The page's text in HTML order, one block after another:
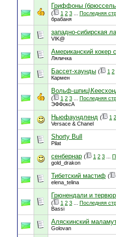
Гриффоны
( 1 2 3 Последняя
брабаня
западно-сибирская
VIK@
Американский кокер
Ляличка
Бассет-хаунды ( 1 2
Кармен
Вольф-
( 1 2 3 Последняя
ЭФФоксА
Ньюфаундленд ( 1 2
Versace & Chanel
Shorty Bull
Pilat
сенбернар ( 1 2 3
gold_drakon
Тибетский мастиф (
elena_telina
Грюнендали и
( 1 2 3 Последняя
Bassi
Аляскинский
Golovan